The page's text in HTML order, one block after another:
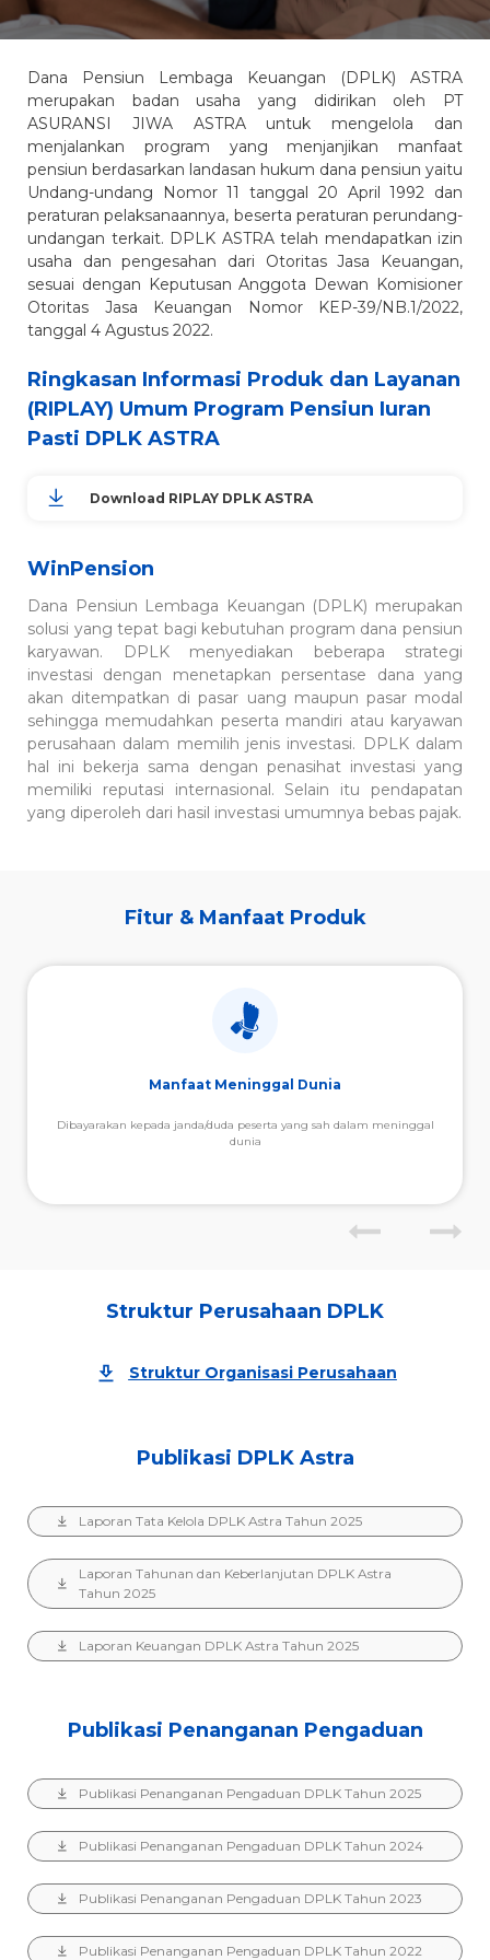
Dana Pensiun Lembaga Keuangan (DPLK) ASTRA
merupakan badan usaha yang didirikan oleh PT
ASURANSI JIWA ASTRA untuk mengelola dan
menjalankan program yang menjanjikan manfaat
pensiun berdasarkan landasan hukum dana pensiun yaitu
Undang-undang Nomor 11 tanggal 20 April 1992 dan
peraturan pelaksanaannya, beserta peraturan perundang-
undangan terkait. DPLK ASTRA telah mendapatkan izin
usaha dan pengesahan dari Otoritas Jasa Keuangan,
sesuai dengan Keputusan Anggota Dewan Komisioner
Otoritas Jasa Keuangan Nomor KEP-39/NB.1/2022,
tanggal 4 Agustus 2022.
Ringkasan Informasi Produk dan Layanan
(RIPLAY) Umum Program Pensiun Iuran
Pasti DPLK ASTRA
Download RIPLAY DPLK ASTRA
WinPension
Dana Pensiun Lembaga Keuangan (DPLK) merupakan
solusi yang tepat bagi kebutuhan program dana pensiun
karyawan. DPLK menyediakan beberapa strategi
investasi dengan menetapkan persentase dana yang
akan ditempatkan di pasar uang maupun pasar modal
sehingga memudahkan peserta mandiri atau karyawan
perusahaan dalam memilih jenis investasi. DPLK dalam
hal ini bekerja sama dengan penasihat investasi yang
memiliki reputasi internasional. Selain itu pendapatan
yang diperoleh dari hasil investasi umumnya bebas pajak.
Fitur & Manfaat Produk
Manfaat Meninggal Dunia
Dibayarakan kepada janda/duda peserta yang sah dalam meninggal
dunia
Struktur Perusahaan DPLK
Struktur Organisasi Perusahaan
Publikasi DPLK Astra
Laporan Tata Kelola DPLK Astra Tahun 2025
Laporan Tahunan dan Keberlanjutan DPLK Astra
Tahun 2025
Laporan Keuangan DPLK Astra Tahun 2025
Publikasi Penanganan Pengaduan
Publikasi Penanganan Pengaduan DPLK Tahun 2025
Publikasi Penanganan Pengaduan DPLK Tahun 2024
Publikasi Penanganan Pengaduan DPLK Tahun 2023
Publikasi Penanganan Pengaduan DPLK Tahun 2022